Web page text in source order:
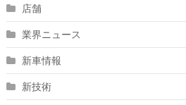
店舗
業界ニュース
新車情報
新技術